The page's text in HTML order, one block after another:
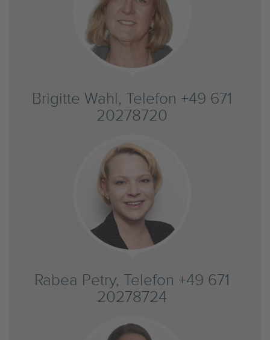
Brigitte Wahl, Telefon +49 671
20278720
Rabea Petry, Telefon +49 671
20278724